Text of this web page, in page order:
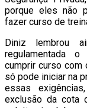
porque eles não
fazer curso de
Diniz lembrou
regulamentada o
cumprir curso com
só pode iniciar na
essas
exclusão da cota